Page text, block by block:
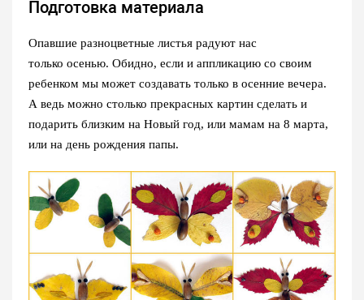
Подготовка материала
Опавшие разноцветные листья радуют нас
только осенью. Обидно, если и аппликацию со своим
ребенком мы может создавать только в осенние вечера.
А ведь можно столько прекрасных картин сделать и
подарить близким на Новый год, или мамам на 8 марта,
или на день рождения папы.